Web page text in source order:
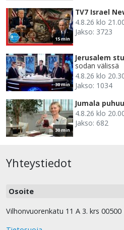
15 min
TV7 Israel
4.8.26 klo
Jakso: 3723
30 min
Jerusalem
sodan välissä
4.8.26 klo
Jakso: 1034
30 min
Jumala puhuu
4.8.26 klo
Jakso: 682
Yhteystiedot
Osoite
Vilhonvuorenkatu 11 A 3. krs 00500